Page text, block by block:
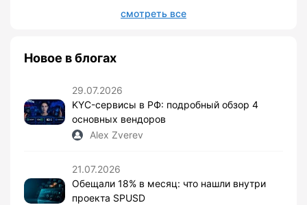
смотреть все
Новое в блогах
29.07.2026
KYC-сервисы в РФ: подробный обзор 4
основных вендоров
Alex Zverev
21.07.2026
Обещали 18% в месяц: что нашли внутри
проекта SPUSD